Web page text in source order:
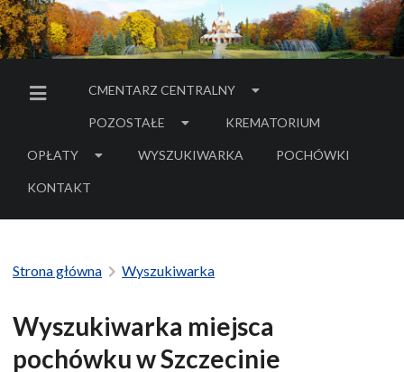
MENU BOCZNE
CMENTARZ CENTRALNY
POZOSTAŁE KREMATORIUM
OPŁATY WYSZUKIWARKA POCHÓWKI
- LINK DO SERWISU
KONTAKT
Strona główna Wyszukiwarka
Wyszukiwarka miejsca
pochówku w Szczecinie